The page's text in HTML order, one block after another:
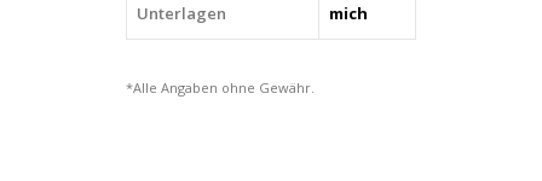
Unterlagen
mich
*Alle Angaben ohne Gewähr.